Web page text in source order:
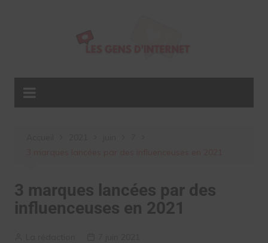
3 marques lancées par des
influenceuses en 2021